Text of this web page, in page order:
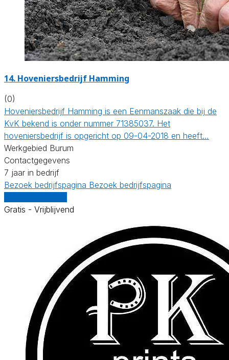
14. Hoveniersbedrijf Hamming
(0)
Hoveniersbedrijf Hamming is een Eenmanszaak die bij de
KvK bekend is onder nummer 71385037. Het
hoveniersbedrijf is opgericht op 09-04-2018 en heeft…
Werkgebied Burum
Contactgegevens
7 jaar in bedrijf
Bezoek bedrijfspagina Bezoek bedrijfspagina
Gratis - Vrijblijvend